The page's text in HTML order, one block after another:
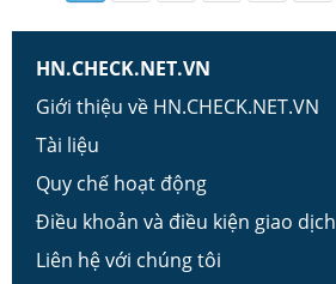
HN.CHECK.NET.VN
Giới thiệu về HN.CHECK.NET.VN
Tài liệu
Quy chế hoạt động
Điều khoản và điều kiện giao dịch
Liên hệ với chúng tôi